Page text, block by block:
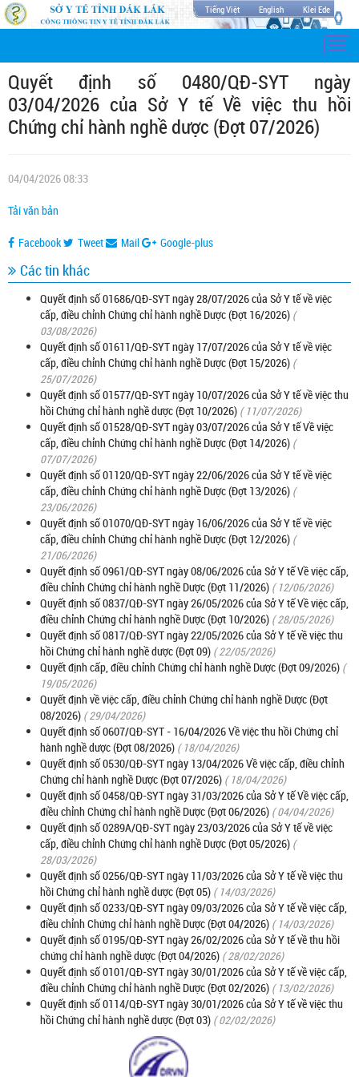
Tiếng Việt English Klei Ede
Quyết định số 0480/QĐ-SYT ngày
03/04/2026 của Sở Y tế Về việc thu hồi
Chứng chỉ hành nghề dược (Đợt 07/2026)
04/04/2026 08:33
Tải văn bản
Facebook Tweet Mail Google-plus
Các tin khác
Quyết định số 01686/QĐ-SYT ngày 28/07/2026 của Sở Y tế về việc
cấp, điều chỉnh Chứng chỉ hành nghề Dược (Đợt 16/2026) (
03/08/2026)
Quyết định số 01611/QĐ-SYT ngày 17/07/2026 của Sở Y tế về việc
cấp, điều chỉnh Chứng chỉ hành nghề Dược (Đợt 15/2026) (
25/07/2026)
Quyết định số 01577/QĐ-SYT ngày 10/07/2026 của Sở Y tế về việc thu
hồi Chứng chỉ hành nghề dược (Đợt 10/2026) ( 11/07/2026)
Quyết định số 01528/QĐ-SYT ngày 03/07/2026 của Sở Y tế Về việc
cấp, điều chỉnh Chứng chỉ hành nghề Dược (Đợt 14/2026) (
07/07/2026)
Quyết định số 01120/QĐ-SYT ngày 22/06/2026 của Sở Y tế về việc
cấp, điều chỉnh Chứng chỉ hành nghề Dược (Đợt 13/2026) (
23/06/2026)
Quyết định số 01070/QĐ-SYT ngày 16/06/2026 của Sở Y tế về việc
cấp, điều chỉnh Chứng chỉ hành nghề Dược (Đợt 12/2026) (
21/06/2026)
Quyết định số 0961/QĐ-SYT ngày 08/06/2026 của Sở Y tế Về việc cấp,
điều chỉnh Chứng chỉ hành nghề Dược (Đợt 11/2026) ( 12/06/2026)
Quyết định số 0837/QĐ-SYT ngày 26/05/2026 của Sở Y tế Về việc cấp,
điều chỉnh Chứng chỉ hành nghề Dược (Đợt 10/2026) ( 28/05/2026)
Quyết định số 0817/QĐ-SYT ngày 22/05/2026 của Sở Y tế về việc thu
hồi Chứng chỉ hành nghề dược (Đợt 09) ( 22/05/2026)
Quyết định cấp, điều chỉnh Chứng chỉ hành nghề Dược (Đợt 09/2026) (
19/05/2026)
Quyết định về việc cấp, điều chỉnh Chứng chỉ hành nghề Dược (Đợt
08/2026) ( 29/04/2026)
Quyết định số 0607/QĐ-SYT - 16/04/2026 Về việc thu hồi Chứng chỉ
hành nghề dược (Đợt 08/2026) ( 18/04/2026)
Quyết định số 0530/QĐ-SYT ngày 13/04/2026 Về việc cấp, điều chỉnh
Chứng chỉ hành nghề Dược (Đợt 07/2026) ( 18/04/2026)
Quyết định số 0458/QĐ-SYT ngày 31/03/2026 của Sở Y tế Về việc cấp,
điều chỉnh Chứng chỉ hành nghề Dược (Đợt 06/2026) ( 04/04/2026)
Quyết định số 0289A/QĐ-SYT ngày 23/03/2026 của Sở Y tế về việc
cấp, điều chỉnh Chứng chỉ hành nghề Dược (Đợt 05/2026) (
28/03/2026)
Quyết định số 0256/QĐ-SYT ngày 11/03/2026 của Sở Y tế về việc thu
hồi Chứng chỉ hành nghề dược (Đợt 05) ( 14/03/2026)
Quyết định số 0233/QĐ-SYT ngày 09/03/2026 của Sở Y tế về việc cấp,
điều chỉnh Chứng chỉ hành nghề Dược (Đợt 04/2026) ( 14/03/2026)
Quyết định số 0195/QĐ-SYT ngày 26/02/2026 của Sở Y tế về thu hồi
chứng chỉ hành nghề dược (Đợt 04/2026) ( 28/02/2026)
Quyết định số 0101/QĐ-SYT ngày 30/01/2026 của Sở Y tế về việc cấp,
điều chỉnh Chứng chỉ hành nghề Dược (Đợt 02/2026) ( 13/02/2026)
Quyết định số 0114/QĐ-SYT ngày 30/01/2026 của Sở Y tế về việc thu
hồi Chứng chỉ hành nghề dược (Đợt 03) ( 02/02/2026)